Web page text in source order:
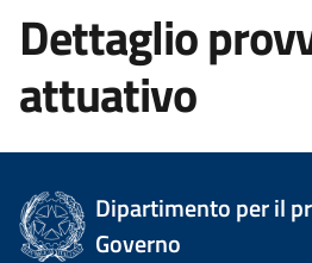
Dettaglio
attuativo
Dipartimento per il
Governo